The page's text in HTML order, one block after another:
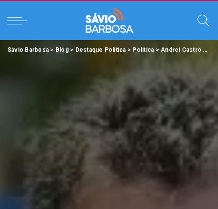
Sávio Barbosa > Blog> Destaque Política > Política >Andrei Castro é um dos grandes nomes para Vereador de Ananindeua.